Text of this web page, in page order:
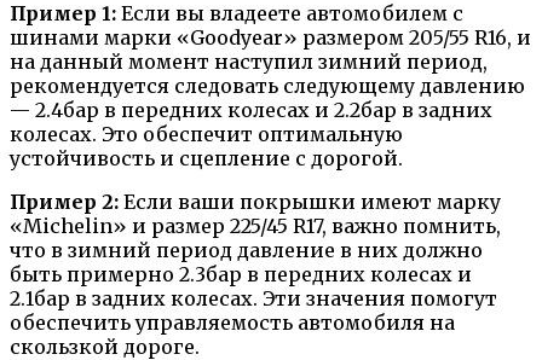
Пример 1: Если вы владеете автомобилем с
шинами марки «Goodyear» размером 205/55 R16, и
на данный момент наступил зимний период,
рекомендуется следовать следующему давлению
— 2.4бар в передних колесах и 2.2бар в задних
колесах. Это обеспечит оптимальную
устойчивость и сцепление с дорогой.
Пример 2: Если ваши покрышки имеют марку
«Michelin» и размер 225/45 R17, важно помнить,
что в зимний период давление в них должно
быть примерно 2.3бар в передних колесах и
2.1бар в задних колесах. Эти значения помогут
обеспечить управляемость автомобиля на
скользкой дороге.